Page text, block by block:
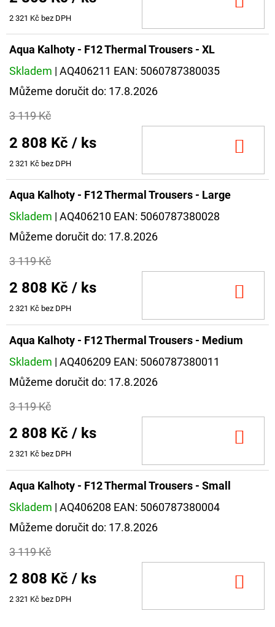
2 321 Kč bez DPH
Aqua Kalhoty - F12 Thermal Trousers - XL
Skladem | AQ406211 EAN: 5060787380035
Můžeme doručit do: 17.8.2026
3 119 Kč
2 808 Kč / ks
2 321 Kč bez DPH
Aqua Kalhoty - F12 Thermal Trousers - Large
Skladem | AQ406210 EAN: 5060787380028
Můžeme doručit do: 17.8.2026
3 119 Kč
2 808 Kč / ks
2 321 Kč bez DPH
Aqua Kalhoty - F12 Thermal Trousers - Medium
Skladem | AQ406209 EAN: 5060787380011
Můžeme doručit do: 17.8.2026
3 119 Kč
2 808 Kč / ks
2 321 Kč bez DPH
Aqua Kalhoty - F12 Thermal Trousers - Small
Skladem | AQ406208 EAN: 5060787380004
Můžeme doručit do: 17.8.2026
3 119 Kč
2 808 Kč / ks
2 321 Kč bez DPH